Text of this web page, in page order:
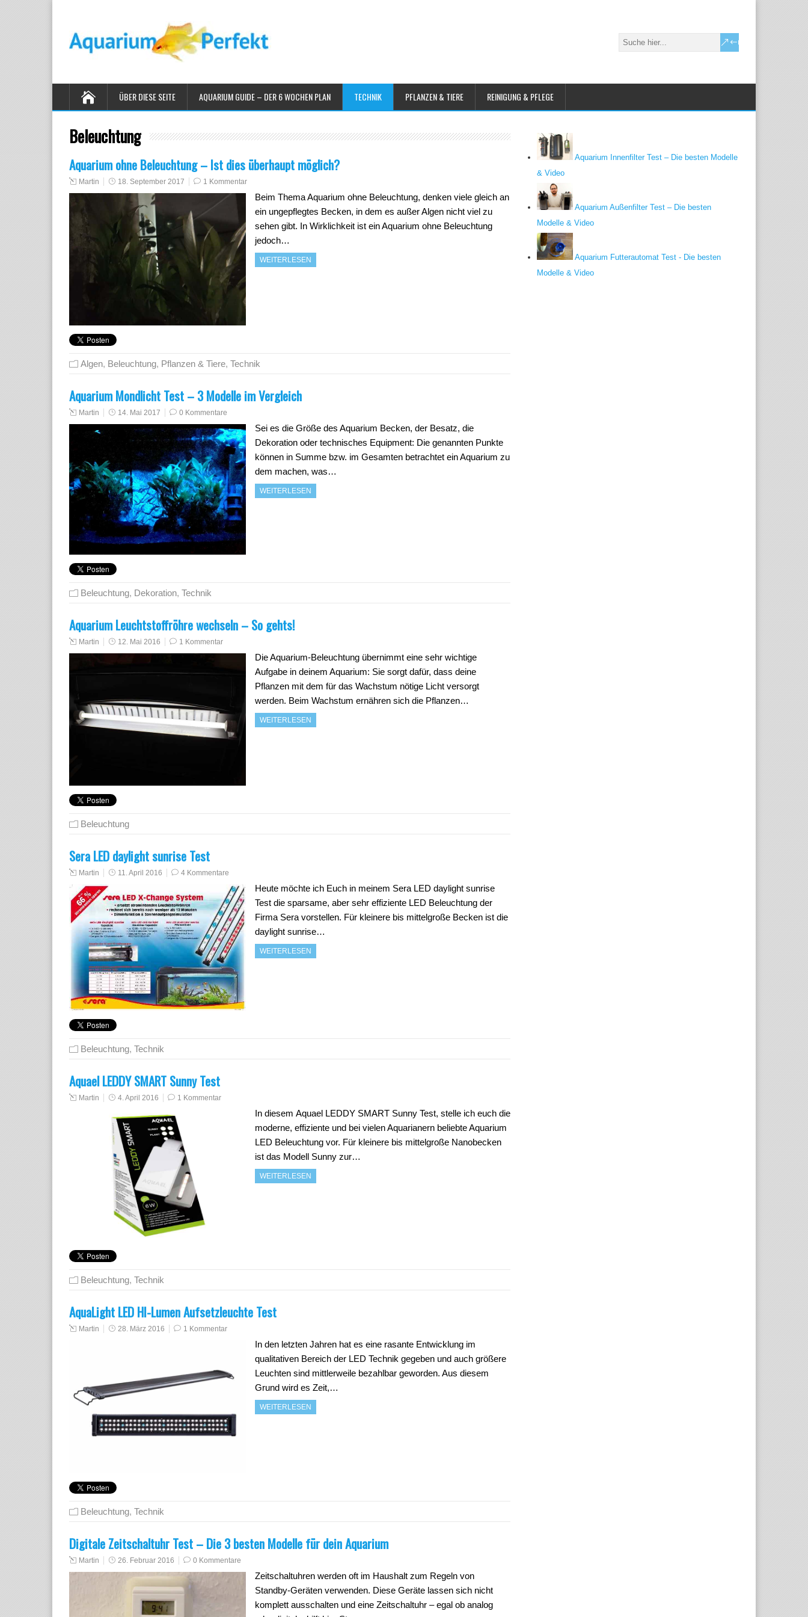
ÜBER DIESE SEITE AQUARIUM GUIDE – DER 6 WOCHEN PLAN TECHNIK PFLANZEN & TIERE REINIGUNG & PFLEGE
Beleuchtung
Aquarium ohne Beleuchtung – Ist dies überhaupt möglich?
Martin 18. September 2017 1 Kommentar
Beim Thema Aquarium ohne Beleuchtung, denken viele gleich an
ein ungepflegtes Becken, in dem es außer Algen nicht viel zu
sehen gibt. In Wirklichkeit ist ein Aquarium ohne Beleuchtung
jedoch…
WEITERLESEN
Algen, Beleuchtung, Pflanzen & Tiere, Technik
Aquarium Mondlicht Test – 3 Modelle im Vergleich
Martin 14. Mai 2017 0 Kommentare
Sei es die Größe des Aquarium Becken, der Besatz, die
Dekoration oder technisches Equipment: Die genannten Punkte
können in Summe bzw. im Gesamten betrachtet ein Aquarium zu
dem machen, was…
WEITERLESEN
Beleuchtung, Dekoration, Technik
Aquarium Leuchtstoffröhre wechseln – So gehts!
Martin 12. Mai 2016 1 Kommentar
Die Aquarium-Beleuchtung übernimmt eine sehr wichtige
Aufgabe in deinem Aquarium: Sie sorgt dafür, dass deine
Pflanzen mit dem für das Wachstum nötige Licht versorgt
werden. Beim Wachstum ernähren sich die Pflanzen…
WEITERLESEN
Beleuchtung
Sera LED daylight sunrise Test
Martin 11. April 2016 4 Kommentare
Heute möchte ich Euch in meinem Sera LED daylight sunrise
Test die sparsame, aber sehr effiziente LED Beleuchtung der
Firma Sera vorstellen. Für kleinere bis mittelgroße Becken ist die
daylight sunrise…
WEITERLESEN
Beleuchtung, Technik
Aquael LEDDY SMART Sunny Test
Martin 4. April 2016 1 Kommentar
In diesem Aquael LEDDY SMART Sunny Test, stelle ich euch die
moderne, effiziente und bei vielen Aquarianern beliebte Aquarium
LED Beleuchtung vor. Für kleinere bis mittelgroße Nanobecken
ist das Modell Sunny zur…
WEITERLESEN
Beleuchtung, Technik
AquaLight LED HI-Lumen Aufsetzleuchte Test
Martin 28. März 2016 1 Kommentar
In den letzten Jahren hat es eine rasante Entwicklung im
qualitativen Bereich der LED Technik gegeben und auch größere
Leuchten sind mittlerweile bezahlbar geworden. Aus diesem
Grund wird es Zeit,…
WEITERLESEN
Beleuchtung, Technik
Digitale Zeitschaltuhr Test – Die 3 besten Modelle für dein Aquarium
Martin 26. Februar 2016 0 Kommentare
Zeitschaltuhren werden oft im Haushalt zum Regeln von
Standby-Geräten verwenden. Diese Geräte lassen sich nicht
komplett ausschalten und eine Zeitschaltuhr – egal ob analog
Aquarium Innenfilter Test – Die besten Modelle
& Video
Aquarium Außenfilter Test – Die besten
Modelle & Video
Aquarium Futterautomat Test - Die besten
Modelle & Video